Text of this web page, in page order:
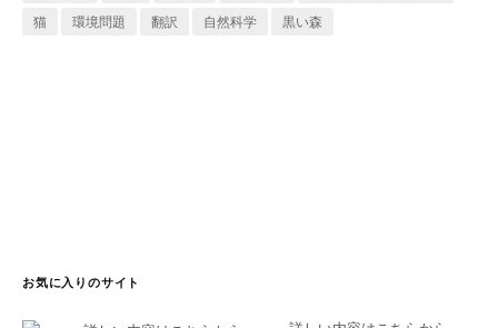
猫
環境問題 翻訳 自然科学 黒い森
お気に入りのサイト